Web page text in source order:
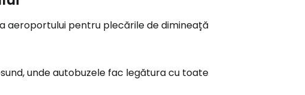
aeroportului pentru plecările de dimineață
unde autobuzele fac legătura cu toate